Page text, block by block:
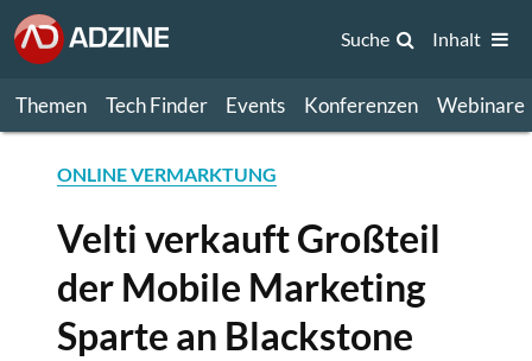
Themen Tech Finder Events Konferenzen Webinare
Suche Inhalt
ONLINE VERMARKTUNG
Velti verkauft Großteil
der Mobile Marketing
Sparte an Blackstone